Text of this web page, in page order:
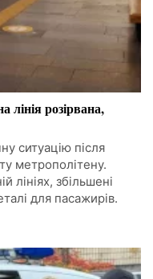
розірвана,
ситуацію після
метрополітену.
лініях, збільшені
для пасажирів.